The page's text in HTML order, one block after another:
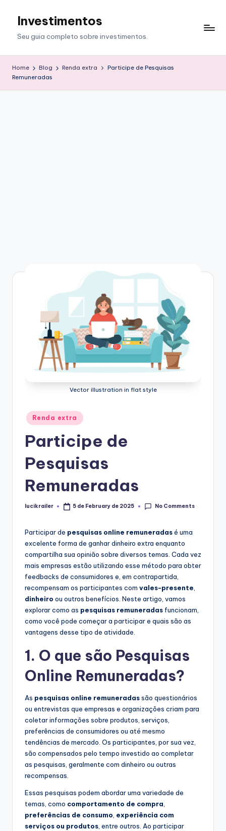
Investimentos
Seu guia completo sobre investimentos.
Home Blog Renda extra
Participe de Pesquisas
Remuneradas
Vector illustration in flat style
Posted
in
Renda extra
Participe de
Pesquisas
Remuneradas
Posted
lucikrailer 5 de February de 2025 No Comments
Participar de pesquisas online remuneradasé uma
excelente forma de ganhar dinheiro extra enquanto
compartilha sua opinião sobre diversos temas. Cada vez
mais empresas estão utilizando esse método para obter
feedbacks de consumidores e, em contrapartida,
recompensam os participantes com vales-presente
dinheiro ou outros benefícios. Neste artigo, vamos
explorar como as pesquisas remuneradas funcionam,
como você pode começar a participar e quais são as
vantagens desse tipo de atividade.
1. O que são Pesquisas
Online Remuneradas?
As pesquisas online remuneradassão questionários
ou entrevistas que empresas e organizações criam para
coletar informações sobre produtos, serviços,
preferências de consumidores ou até mesmo
tendências de mercado. Os participantes, por sua vez,
são compensados pelo tempo investido ao completar
as pesquisas, geralmente com dinheiro ou outras
recompensas.
Essas pesquisas podem abordar uma variedade de
temas, como comportamento de compra
preferências de consumo experiência com
serviços ou produtos , entre outros. Ao participar